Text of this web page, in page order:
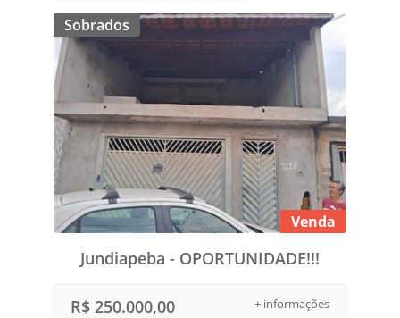
Sobrados
Venda
Jundiapeba - OPORTUNIDADE!!!
+ informações
R$ 250.000,00